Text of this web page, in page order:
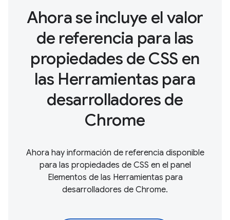
Ahora se incluye el valor
de referencia para las
propiedades de CSS en
las Herramientas para
desarrolladores de
Chrome
Ahora hay información de referencia disponible
para las propiedades de CSS en el panel
Elementos de las Herramientas para
desarrolladores de Chrome.